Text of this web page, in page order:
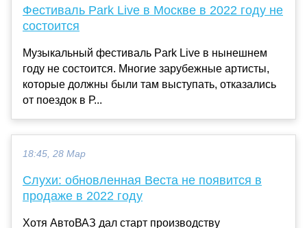
Фестиваль Park Live в Москве в 2022 году не
состоится
Музыкальный фестиваль Park Live в нынешнем
году не состоится. Многие зарубежные артисты,
которые должны были там выступать, отказались
от поездок в Р...
18:45, 28 Мар
Слухи: обновленная Веста не появится в
продаже в 2022 году
Хотя АвтоВАЗ дал старт производству